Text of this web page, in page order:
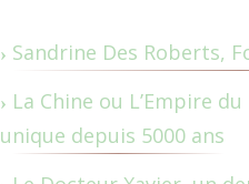
Sandrine Des Roberts,
La Chine ou L’Empire
unique depuis 5000 ans